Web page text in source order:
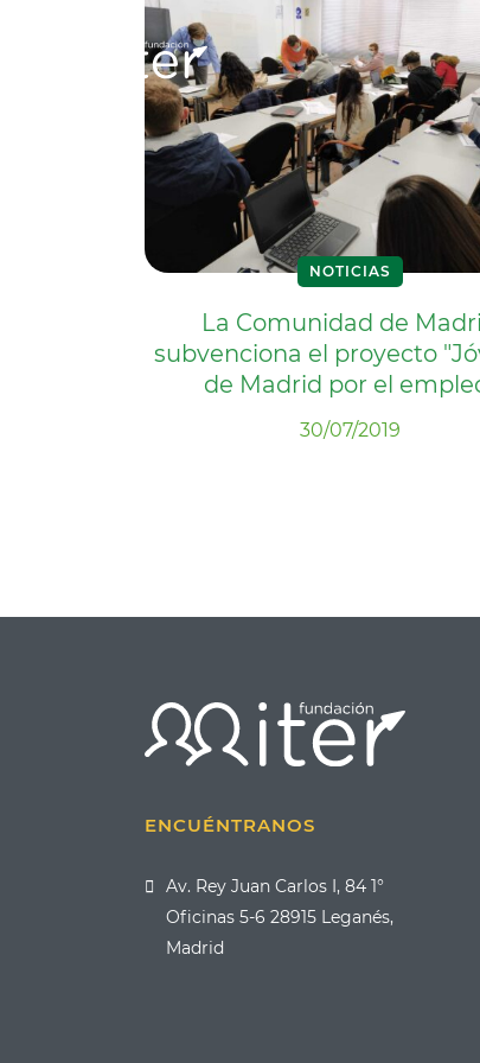
NOTICIAS
La Comunidad de
subvenciona el proyecto
de Madrid por el
30/07/2019
ENCUÉNTRANOS
Av. Rey Juan Carlos I, 84 1°
Oficinas 5-6 28915 Leganés,
Madrid